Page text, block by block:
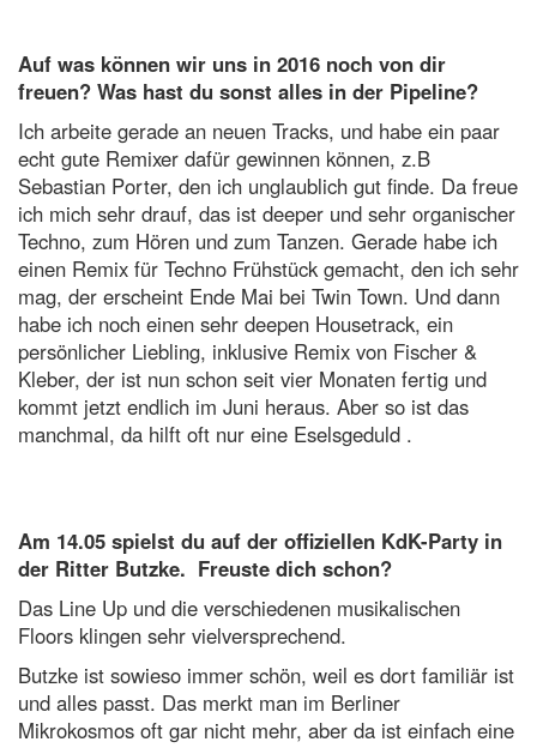
Auf was können wir uns in 2016 noch von dir
freuen? Was hast du sonst alles in der Pipeline?
Ich arbeite gerade an neuen Tracks, und habe ein paar
echt gute Remixer dafür gewinnen können, z.B
Sebastian Porter, den ich unglaublich gut finde. Da freue
ich mich sehr drauf, das ist deeper und sehr organischer
Techno, zum Hören und zum Tanzen. Gerade habe ich
einen Remix für Techno Frühstück gemacht, den ich sehr
mag, der erscheint Ende Mai bei Twin Town. Und dann
habe ich noch einen sehr deepen Housetrack, ein
persönlicher Liebling, inklusive Remix von Fischer &
Kleber, der ist nun schon seit vier Monaten fertig und
kommt jetzt endlich im Juni heraus. Aber so ist das
manchmal, da hilft oft nur eine Eselsgeduld .
Am 14.05 spielst du auf der offiziellen KdK-Party in
der Ritter Butzke. Freuste dich schon?
Das Line Up und die verschiedenen musikalischen
Floors klingen sehr vielversprechend.
Butzke ist sowieso immer schön, weil es dort familiär ist
und alles passt. Das merkt man im Berliner
Mikrokosmos oft gar nicht mehr, aber da ist einfach eine